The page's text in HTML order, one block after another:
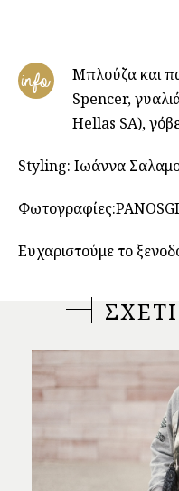
info
Μπλούζα και
Spencer,
Hellas SA),
Styling: Ιωάννα
Φωτογραφίες:PANOSGI
Ευχαριστούμε το